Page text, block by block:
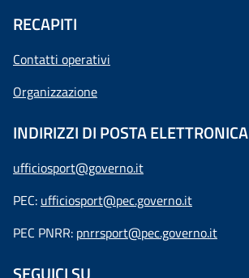
RECAPITI
Contatti operativi
Organizzazione
INDIRIZZI DI POSTA ELETTRONICA
ufficiosport@governo.it
PEC: ufficiosport@pec.governo.it
PEC PNRR: pnrrsport@pec.governo.it